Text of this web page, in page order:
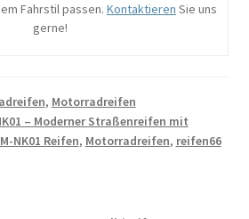
Fahrstil passen. Kontaktieren Sie uns
gerne!
, Motorradreifen
– Moderner Straßenreifen mit
NK01 Reifen, Motorradreifen, reifen66